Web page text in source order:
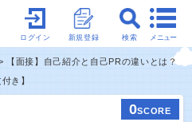
メニュー
検索
新規登録
ログイン
【面接】自己紹介と自己PRの違いとは？
き】
0SCORE